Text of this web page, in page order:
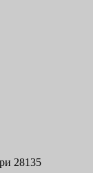
28135